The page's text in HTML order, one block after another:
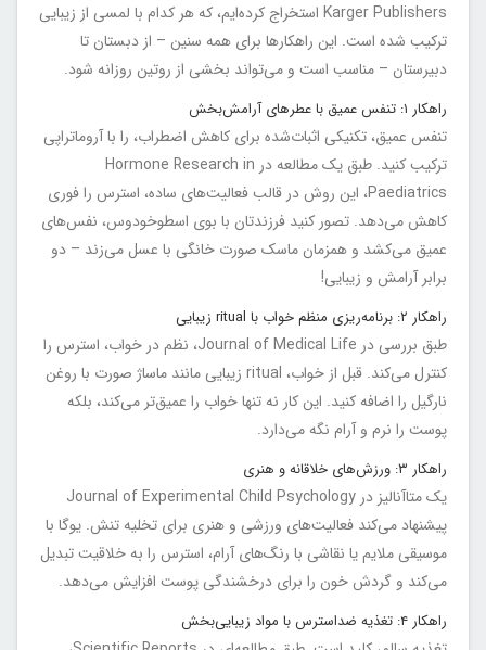
Karger Publishers استخراج کرده‌ایم، که هر کدام با لمسی از زیبایی
ترکیب شده است. این راهکارها برای همه سنین – از دبستان تا
دبیرستان – مناسب است و می‌تواند بخشی از روتین روزانه شود.
راهکار ۱: تنفس عمیق با عطرهای آرامش‌بخش
تنفس عمیق، تکنیکی اثبات‌شده برای کاهش اضطراب، را با آروماتراپی
ترکیب کنید. طبق یک مطالعه در Hormone Research in
Paediatrics، این روش در قالب فعالیت‌های ساده، استرس را فوری
کاهش می‌دهد. تصور کنید فرزندتان با بوی اسطوخودوس، نفس‌های
عمیق می‌کشد و همزمان ماسک صورت خانگی با عسل می‌زند – دو
برابر آرامش و زیبایی!
راهکار ۲: برنامه‌ریزی منظم خواب با ritual زیبایی
طبق بررسی در Journal of Medical Life، نظم در خواب، استرس را
کنترل می‌کند. قبل از خواب، ritual زیبایی مانند ماساژ صورت با روغن
نارگیل را اضافه کنید. این کار نه تنها خواب را عمیق‌تر می‌کند، بلکه
پوست را نرم و آرام نگه می‌دارد.
راهکار ۳: ورزش‌های خلاقانه و هنری
یک متاآنالیز در Journal of Experimental Child Psychology
پیشنهاد می‌کند فعالیت‌های ورزشی و هنری برای تخلیه تنش. یوگا با
موسیقی ملایم یا نقاشی با رنگ‌های آرام، استرس را به خلاقیت تبدیل
می‌کند و گردش خون را برای درخشندگی پوست افزایش می‌دهد.
راهکار ۴: تغذیه ضداسترس با مواد زیبایی‌بخش